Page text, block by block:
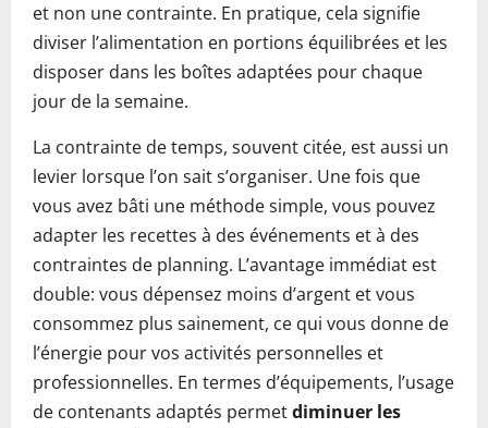
et non une contrainte. En pratique, cela signifie
diviser l’alimentation en portions équilibrées et les
disposer dans les boîtes adaptées pour chaque
jour de la semaine.
La contrainte de temps, souvent citée, est aussi un
levier lorsque l’on sait s’organiser. Une fois que
vous avez bâti une méthode simple, vous pouvez
adapter les recettes à des événements et à des
contraintes de planning. L’avantage immédiat est
double: vous dépensez moins d’argent et vous
consommez plus sainement, ce qui vous donne de
l’énergie pour vos activités personnelles et
professionnelles. En termes d’équipements, l’usage
de contenants adaptés permetdiminuer les